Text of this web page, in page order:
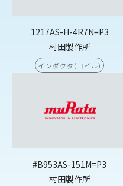
1217AS-H-4R7N=P3
村田製作所
インダクタ(コイル)
#B953AS-151M=P3
村田製作所